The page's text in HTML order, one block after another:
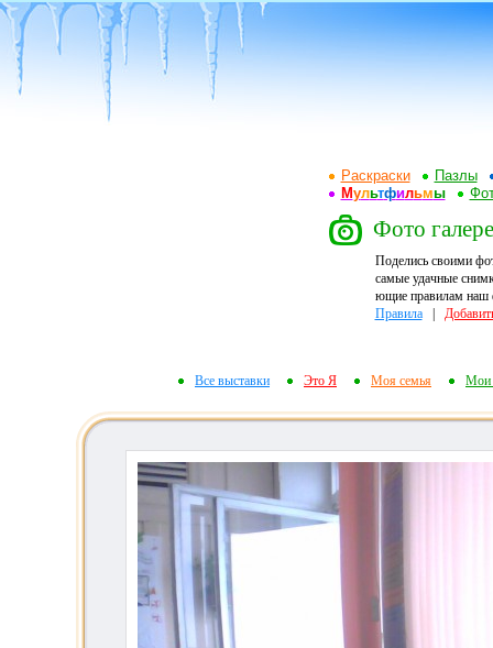
Раскраски
Пазлы
Мультфильмы
Фото
Поделись своими
самые удачные
ющие правилам наш
Правила|
Все выставки Это Я Моя семья Мои